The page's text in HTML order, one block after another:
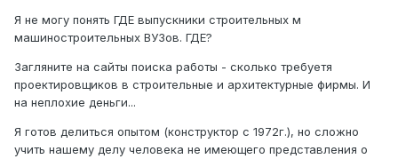
Я не могу понять ГДЕ выпускники строительных м
машиностроительных ВУЗов. ГДЕ?
Загляните на сайты поиска работы - сколько требуетя
проектировщиков в строительные и архитектурные фирмы. И
на неплохие деньги...
Я готов делиться опытом (конструктор с 1972г.), но сложно
учить нашему делу человека не имеющего представления о